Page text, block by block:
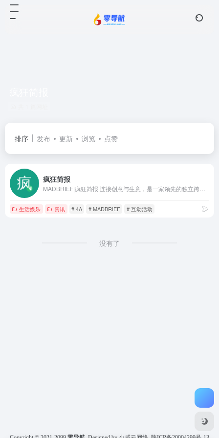
排序 发布 更新 浏览 点赞
疯狂简报
生活娱乐 资讯 # 4A # MADBRIEF # 互动活动
没有了